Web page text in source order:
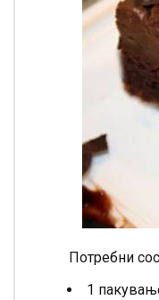
Потребни
1